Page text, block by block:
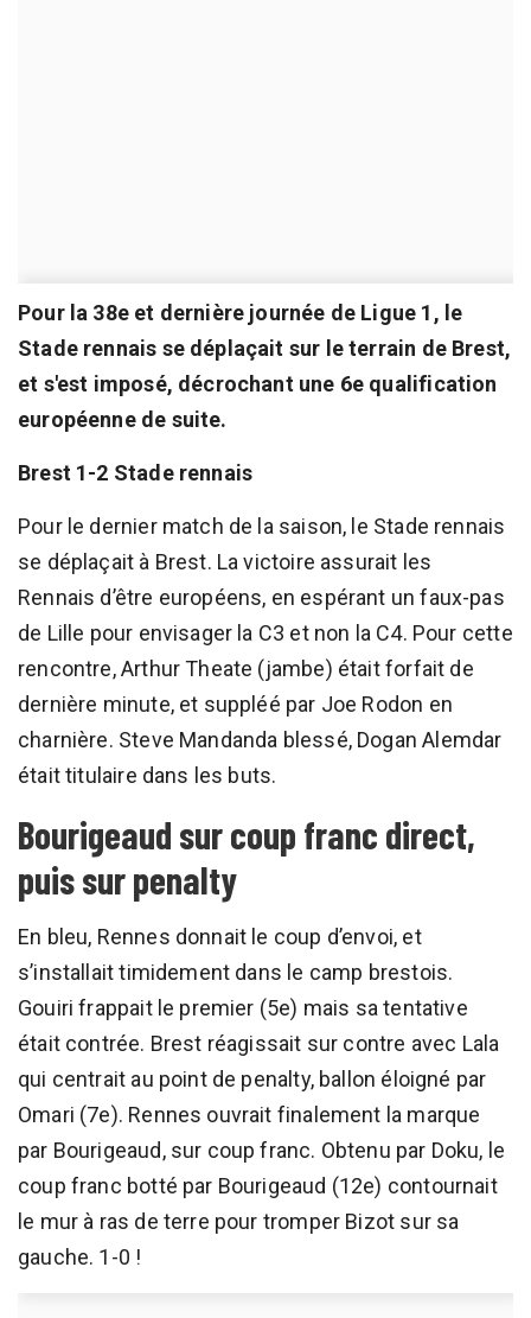
Pour la 38e et dernière journée de Ligue 1, le
Stade rennais se déplaçait sur le terrain de Brest,
et s'est imposé, décrochant une 6e qualification
européenne de suite.
Brest 1-2 Stade rennais
Pour le dernier match de la saison, le Stade rennais
se déplaçait à Brest. La victoire assurait les
Rennais d’être européens, en espérant un faux-pas
de Lille pour envisager la C3 et non la C4. Pour cette
rencontre, Arthur Theate (jambe) était forfait de
dernière minute, et suppléé par Joe Rodon en
charnière. Steve Mandanda blessé, Dogan Alemdar
était titulaire dans les buts.
Bourigeaud sur coup franc direct,
puis sur penalty
En bleu, Rennes donnait le coup d’envoi, et
s’installait timidement dans le camp brestois.
Gouiri frappait le premier (5e) mais sa tentative
était contrée. Brest réagissait sur contre avec Lala
qui centrait au point de penalty, ballon éloigné par
Omari (7e). Rennes ouvrait finalement la marque
par Bourigeaud, sur coup franc. Obtenu par Doku, le
coup franc botté par Bourigeaud (12e) contournait
le mur à ras de terre pour tromper Bizot sur sa
gauche. 1-0 !